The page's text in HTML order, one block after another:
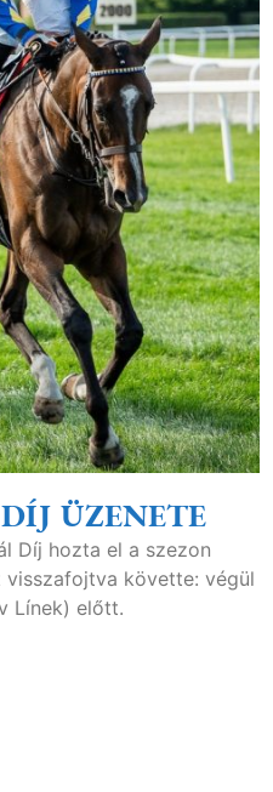
ÜZENETE
Díj hozta el a szezon
követte: végül
Línek) előtt.